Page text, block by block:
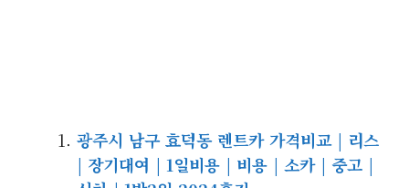
광주시 남구 효덕동 렌트카 가격비교 | 리스
| 장기대여 | 1일비용 | 비용 | 소카 | 중고 |